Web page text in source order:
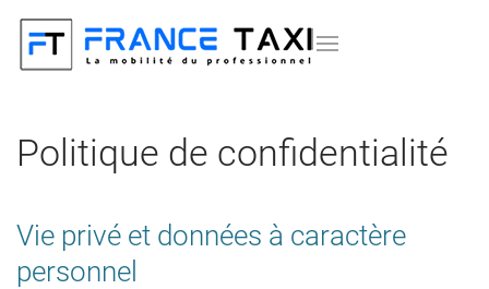
Politique de confidentialité
Vie privé et données à caractère
personnel